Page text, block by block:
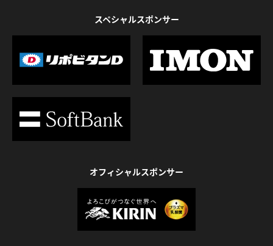
スペシャルスポンサー
オフィシャルスポンサー